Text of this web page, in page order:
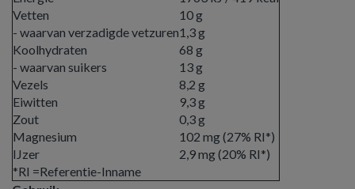
Vetten
- waarvan verzadigde vetzuren
10 g
1,3 g
Koolhydraten
- waarvan suikers
68 g
13 g
Vezels
8,2 g
Eiwitten
9,3 g
Zout
0,3 g
Magnesium
102 mg (27% RI*)
IJzer
2,9 mg (20% RI*)
*RI =Referentie-Inname